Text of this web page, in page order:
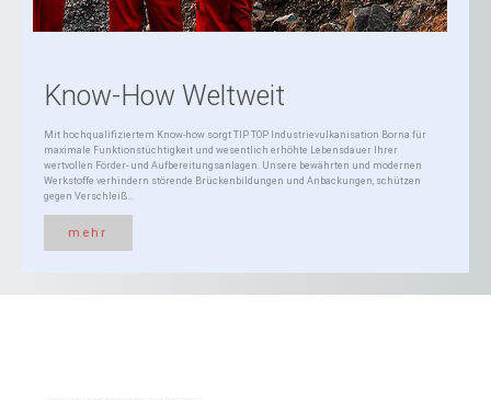
Know-How Weltweit
Mit hochqualifiziertem Know-how sorgt TIP TOP Industrievulkanisation Borna für
maximale Funktionstüchtigkeit und wesentlich erhöhte Lebensdauer Ihrer
wertvollen Förder- und Aufbereitungsanlagen. Unsere bewährten und modernen
Werkstoffe verhindern störende Brückenbildungen und Anbackungen, schützen
gegen Verschleiß...
mehr